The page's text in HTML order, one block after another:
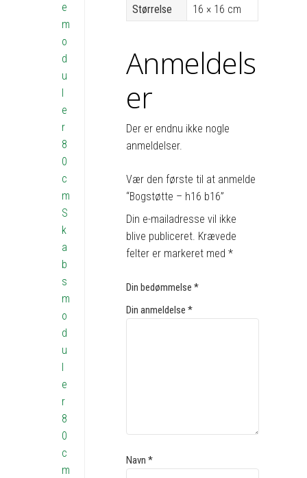
Størrelse 16 × 16 cm
Anmeldels
er
Der er endnu ikke nogle
anmeldelser.
Vær den første til at anmelde
“Bogstøtte – h16 b16”
Din e-mailadresse vil ikke
blive publiceret. Krævede
felter er markeret med*
Din bedømmelse*
Din anmeldelse*
Navn*
e
m
o
d
u
l
e
r
8
0
c
m
S
k
a
b
s
m
o
d
u
l
e
r
8
0
c
m